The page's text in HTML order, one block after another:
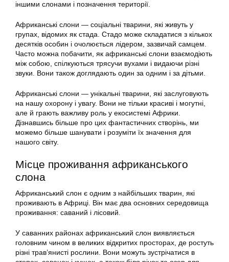
іншими слонами і позначення території.
Африканські слони — соціальні тварини, які живуть у
групах, відомих як стада. Стадо може складатися з кількох
десятків особин і очолюється лідером, зазвичай самцем.
Часто можна побачити, як африканські слони взаємодіють
між собою, спілкуються трясучи вухами і видаючи різні
звуки. Вони також доглядають один за одним і за дітьми.
Африканські слони — унікальні тварини, які заслуговують
на нашу охорону і увагу. Вони не тільки красиві і могутні,
але й грають важливу роль у екосистемі Африки.
Дізнавшись більше про цих фантастичних створінь, ми
можемо більше шанувати і розуміти їх значення для
нашого світу.
Місце проживання африканського
слона
Африканський слон є одним з найбільших тварин, які
проживають в Африці. Він має два основних середовища
проживання: саваний і лісовий.
У саванних районах африканський слон виявляється
головним чином в великих відкритих просторах, де ростуть
різні трав’янисті рослини. Вони можуть зустрічатися в